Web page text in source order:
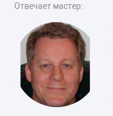
Отвечает мастер: